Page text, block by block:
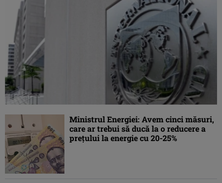
Ministrul Energiei: Avem cinci măsuri,
care ar trebui să ducă la o reducere a
preţului la energie cu 20-25%